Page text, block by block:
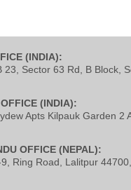
(INDIA):
23, Sector 63 Rd, B Block,
(INDIA):
Apts Kilpauk Garden 2
OFFICE (NEPAL):
Ring Road, Lalitpur